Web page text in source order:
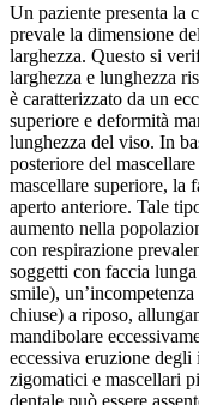
Un paziente presenta la
prevale la dimensione
larghezza. Questo si
larghezza e lunghezza
è caratterizzato da un
superiore e deformità
lunghezza del viso. In
posteriore del
mascellare superiore, la
aperto anteriore. Tale
aumento nella
con respirazione
soggetti con faccia
smile),
chiuse) a riposo,
mandibolare
eccessiva eruzione
zigomatici e mascellari
dentale può essere